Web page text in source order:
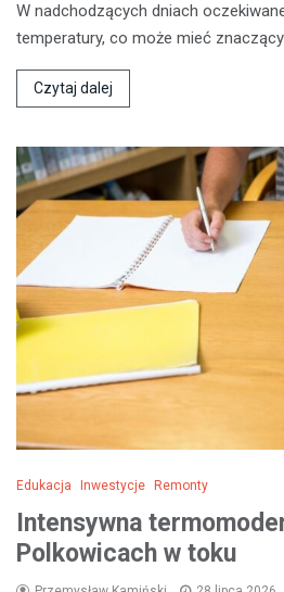
W nadchodzących dniach
temperatury, co może mieć
Czytaj dalej
Edukacja Inwestycje Remonty
Intensywna
Polkowicach w toku